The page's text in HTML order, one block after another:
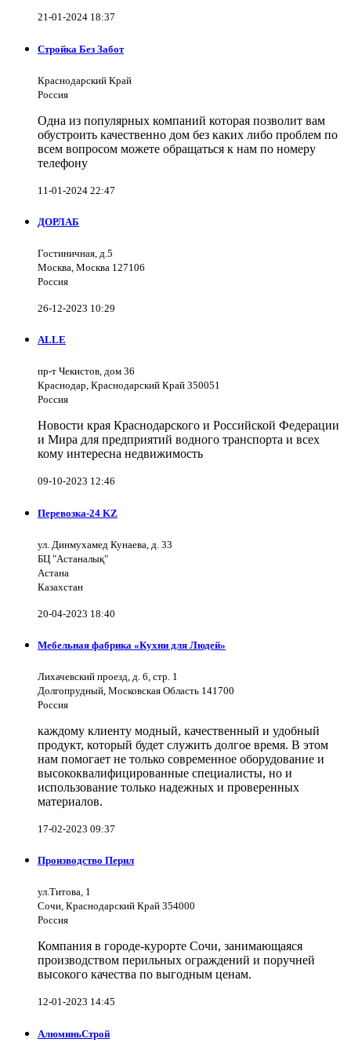
21-01-2024 18:37
Стройка Без Забот
Краснодарский Край
Россия
Одна из популярных компаний которая позволит вам
обустроить качественно дом без каких либо проблем по
всем вопросом можете обращаться к нам по номеру
телефону
11-01-2024 22:47
ДОРЛАБ
Гостиничная, д.5
Москва, Москва 127106
Россия
26-12-2023 10:29
ALLE
пр-т Чекистов, дом 36
Краснодар, Краснодарский Край 350051
Россия
Новости края Краснодарского и Российской Федерации
и Мира для предприятий водного транспорта и всех
кому интересна недвижимость
09-10-2023 12:46
Перевозка-24 KZ
ул. Динмухамед Кунаева, д. 33
БЦ "Астаналық"
Астана
Казахстан
20-04-2023 18:40
Мебельная фабрика «Кухни для Людей»
Лихачевский проезд, д. 6, стр. 1
Долгопрудный, Московская Область 141700
Россия
каждому клиенту модный, качественный и удобный
продукт, который будет служить долгое время. В этом
нам помогает не только современное оборудование и
высококвалифицированные специалисты, но и
использование только надежных и проверенных
материалов.
17-02-2023 09:37
Производство Перил
ул.Титова, 1
Сочи, Краснодарский Край 354000
Россия
Компания в городе-курорте Сочи, занимающаяся
производством перильных ограждений и поручней
высокого качества по выгодным ценам.
12-01-2023 14:45
АлюминьСтрой